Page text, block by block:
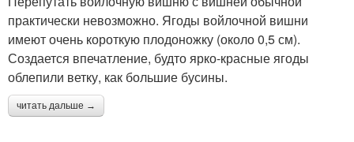
практически невозможно. Ягоды войлочной вишни
имеют очень короткую плодоножку (около 0,5 см).
Создается впечатление, будто ярко-красные ягоды
облепили ветку, как большие бусины.
читать дальше →